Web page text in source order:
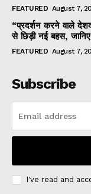
FEATURED August 7,
“प्रदर्शन करने वाले
से छिड़ी नई बहस, जानिए
FEATURED August 7,
Subscribe
I've read and